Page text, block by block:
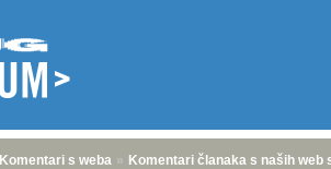
Komentari s weba » Komentari članaka s naših web